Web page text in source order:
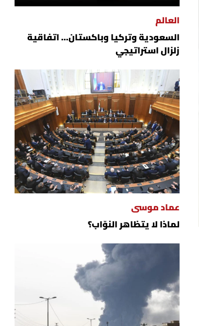
العالم
السعودية وتركيا وباكستان... اتفاقية
زلزال استراتيجي
عماد موسى
لماذا لا يتظاهر النوّاب؟